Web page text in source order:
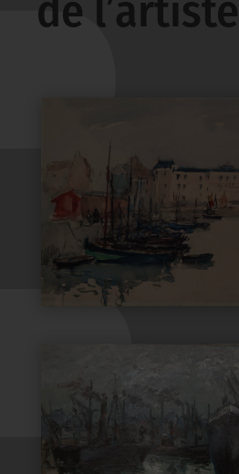
de l’artiste